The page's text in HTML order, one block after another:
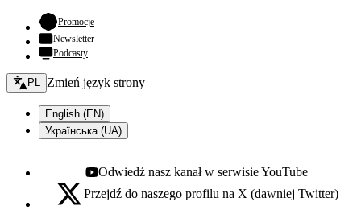
Promocje- otwiera się w nowej karcie
Newsletter
Podcasty
Zmień język - bieżący:
PL Zmień język strony
English (EN)
Українська (UA)
Youtube - otwiera się w nowej karcie
Odwiedź nasz kanał w serwisie YouTube
X - otwiera się w nowej karcie
Przejdź do naszego profilu na X (dawniej Twitter)